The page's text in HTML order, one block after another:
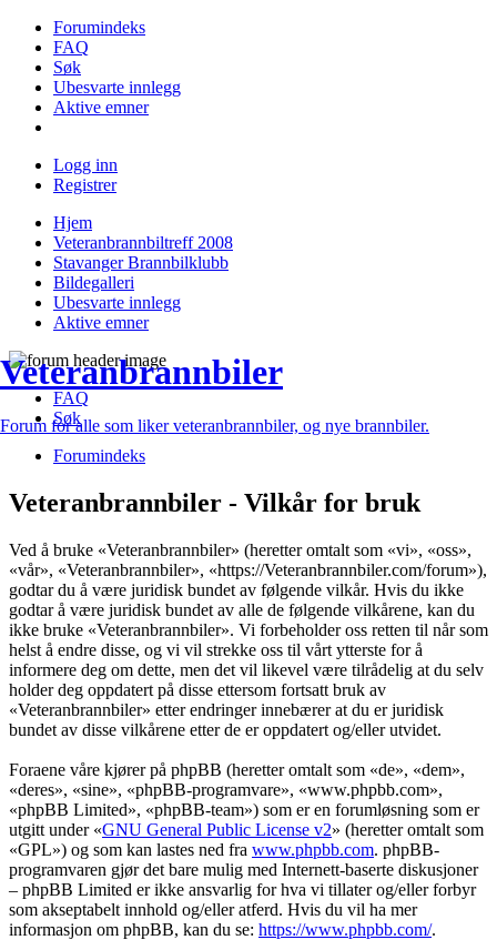
Forumindeks
FAQ
Søk
Ubesvarte innlegg
Aktive emner
Logg inn
Registrer
Hjem
Veteranbrannbiltreff 2008
Stavanger Brannbilklubb
Bildegalleri
Ubesvarte innlegg
Aktive emner
Veteranbrannbiler
Forum for alle som liker veteranbrannbiler, og nye brannbiler.
FAQ
Søk
Forumindeks
Veteranbrannbiler - Vilkår for bruk
Ved å bruke «Veteranbrannbiler» (heretter omtalt som «vi», «oss»,
«vår», «Veteranbrannbiler», «https://Veteranbrannbiler.com/forum»),
godtar du å være juridisk bundet av følgende vilkår. Hvis du ikke
godtar å være juridisk bundet av alle de følgende vilkårene, kan du
ikke bruke «Veteranbrannbiler». Vi forbeholder oss retten til når som
helst å endre disse, og vi vil strekke oss til vårt ytterste for å
informere deg om dette, men det vil likevel være tilrådelig at du selv
holder deg oppdatert på disse ettersom fortsatt bruk av
«Veteranbrannbiler» etter endringer innebærer at du er juridisk
bundet av disse vilkårene etter de er oppdatert og/eller utvidet.
Foraene våre kjører på phpBB (heretter omtalt som «de», «dem»,
«deres», «sine», «phpBB-programvare», «www.phpbb.com»,
«phpBB Limited», «phpBB-team») som er en forumløsning som er
utgitt under «GNU General Public License v2» (heretter omtalt som
«GPL») og som kan lastes ned fra www.phpbb.com. phpBB-
programvaren gjør det bare mulig med Internett-baserte diskusjoner
– phpBB Limited er ikke ansvarlig for hva vi tillater og/eller forbyr
som akseptabelt innhold og/eller atferd. Hvis du vil ha mer
informasjon om phpBB, kan du se: https://www.phpbb.com/.